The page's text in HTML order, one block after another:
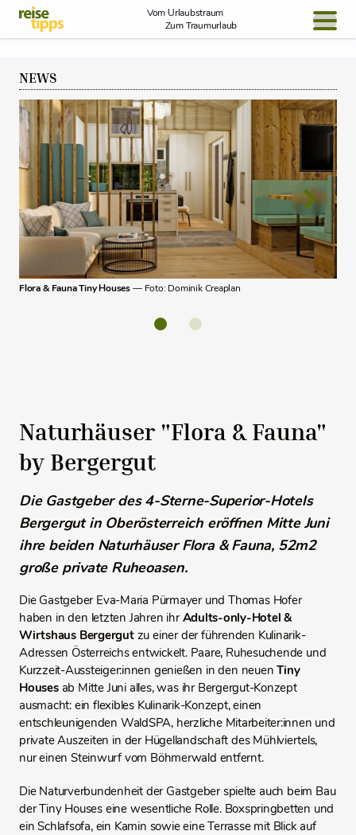
Skip to Content
Vom Urlaubstraum
Zum Traumurlaub
REISEIDEEN
NEWS
Flora & Fauna Tiny Houses— Foto: Dominik Creaplan
Naturhäuser "Flora & Fauna"
by Bergergut
Die Gastgeber des 4-Sterne-Superior-Hotels
Bergergut in Oberösterreich eröffnen Mitte Juni
ihre beiden Naturhäuser Flora & Fauna, 52m2
große private Ruheoasen.
Die Gastgeber Eva-Maria Pürmayer und Thomas Hofer
haben in den letzten Jahren ihrAdults-only-Hotel &
Wirtshaus Bergergut zu einer der führenden Kulinarik-
Adressen Österreichs entwickelt. Paare, Ruhesuchende und
Kurzzeit-Aussteiger:innen genießen in den neuenTiny
Housesab Mitte Juni alles, was ihr Bergergut-Konzept
ausmacht: ein flexibles Kulinarik-Konzept, einen
entschleunigenden WaldSPA, herzliche Mitarbeiter:innen und
private Auszeiten in der Hügellandschaft des Mühlviertels,
nur einen Steinwurf vom Böhmerwald entfernt.
Die Naturverbundenheit der Gastgeber spielte auch beim Bau
der Tiny Houses eine wesentliche Rolle. Boxspringbetten und
ein Schlafsofa, ein Kamin sowie eine Terrasse mit Blick auf